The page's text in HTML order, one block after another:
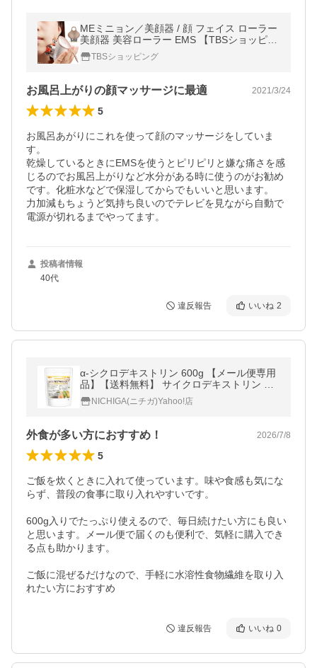
MEミニョン／美顔器 / 顔 フェイス ローラー
美顔器 美容ローラー EMS 【TBSショッピン
グ】TBSショッピング
お風呂上がりの顔マッサージに最適 2021/3/24
5
お風呂あがりにこれを使って顔のマッサージをしていま
す。
乾燥しているときにEMSを使うとピリピリと嫌な痛さを感
じるのでお風呂上がりなど水分がある時に使うのがお勧め
です。化粧水などで保湿してからでもいいと思います。
力加減もちょうど気持ち良いのでテレビを見ながら自動で
電源が切れるまでやってます。
投稿者情報
40代
違反報告 いいね 2
α-シクロデキストリン 600g 【メール便専用
品】【送料無料】 サイクロデキストリン 環
状オリゴ糖 難消化性 デキストリン 水溶性食
物繊維 [05] NICHIGA(ニチガ)
NICHIGA(ニチガ)Yahoo!店
外食が多い方におすすめ！ 2026/7/8
5
ご飯を炊くときに入れて使っています。味や食感も気にな
らず、普段の食事に取り入れやすいです。
600g入りでたっぷり使えるので、毎日続けたい方にも良い
と思います。メール便で届くのも便利で、気軽に購入でき
る点も助かります。
ご飯に混ぜるだけなので、手軽に水溶性食物繊維を取り入
れたい方におすすめ
違反報告 いいね 0